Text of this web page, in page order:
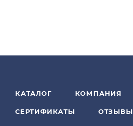
КАТАЛОГ КОМПАНИЯ
СЕРТИФИКАТЫ ОТЗЫВЫ